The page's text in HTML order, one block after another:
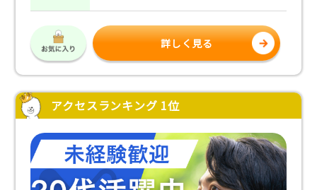
詳しく見る
アクセスランキング 1位